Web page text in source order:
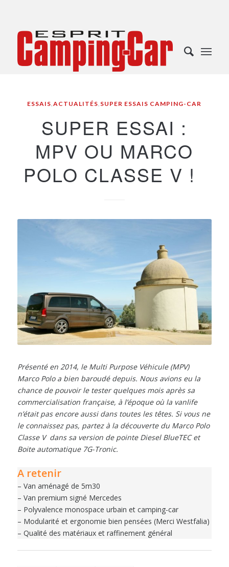
ESSAIS,ACTUALITÉS, SUPER ESSAIS CAMPING-CAR
SUPER ESSAI :
MPV OU MARCO
POLO CLASSE V !
Présenté en 2014, le Multi Purpose Véhicule (MPV)
Marco Polo a bien baroudé depuis. Nous avions eu la
chance de pouvoir le tester quelques mois après sa
commercialisation française, à l’époque où la vanlife
n’était pas encore aussi dans toutes les têtes. Si vous ne
le connaissez pas, partez à la découverte du Marco Polo
Classe V dans sa version de pointe Diesel BlueTEC et
Boite automatique 7G-Tronic.
A retenir
– Van aménagé de 5m30
– Van premium signé Mercedes
– Polyvalence monospace urbain et camping-car
– Modularité et ergonomie bien pensées (Merci Westfalia)
– Qualité des matériaux et raffinement général